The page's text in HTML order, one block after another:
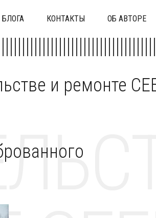
КОНТАКТЫ ОБ АВТОРЕ
и ремонте